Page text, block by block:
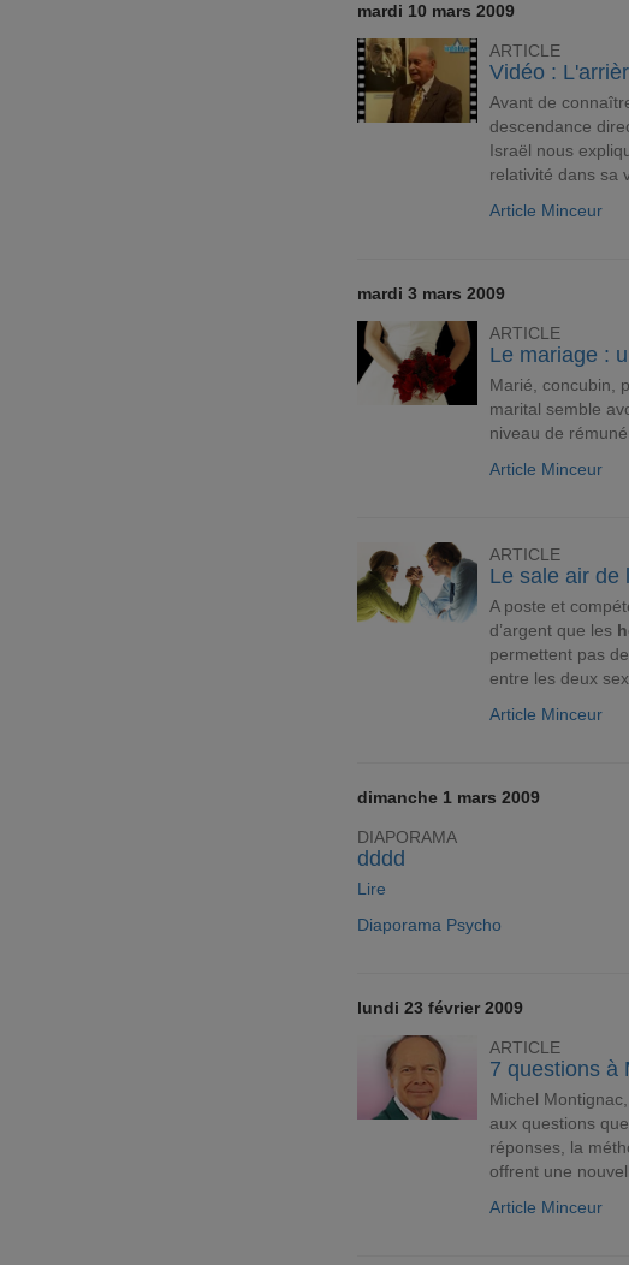
mardi 10 mars 2009
ARTICLE
Vidéo :
Avant de
descendance
Israël nous
relativité dans sa
Article Minceur
mardi 3 mars 2009
ARTICLE
Le mariage :
Marié, concubin,
marital semble
niveau de
Article Minceur
ARTICLE
Le sale air de
A poste et
d’argent que les
permettent pas
entre les deux
Article Minceur
dimanche 1 mars 2009
DIAPORAMA
dddd
Lire
Diaporama Psycho
lundi 23 février 2009
ARTICLE
7 questions à
Michel
aux questions
réponses, la
offrent une
Article Minceur